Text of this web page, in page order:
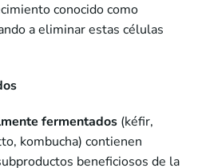
conocido como
a eliminar estas células
fermentados (kéfir,
kombucha) contienen
beneficiosos de la